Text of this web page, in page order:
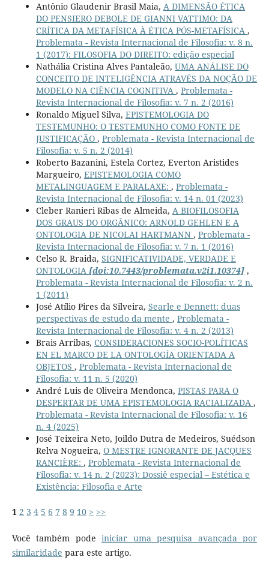
Antônio Glaudenir Brasil Maia, A DIMENSÃO ÉTICA
DO PENSIERO DEBOLE DE GIANNI VATTIMO: DA
CRÍTICA DA METAFÍSICA À ÉTICA PÓS-METAFÍSICA ,
Problemata - Revista Internacional de Filosofia: v. 8 n.
1 (2017): FILOSOFIA DO DIREITO: edição especial
Nathália Cristina Alves Pantaleão, UMA ANÁLISE DO
CONCEITO DE INTELIGÊNCIA ATRAVÉS DA NOÇÃO DE
MODELO NA CIÊNCIA COGNITIVA , Problemata -
Revista Internacional de Filosofia: v. 7 n. 2 (2016)
Ronaldo Miguel Silva, EPISTEMOLOGIA DO
TESTEMUNHO: O TESTEMUNHO COMO FONTE DE
JUSTIFICAÇÃO , Problemata - Revista Internacional de
Filosofia: v. 5 n. 2 (2014)
Roberto Bazanini, Estela Cortez, Everton Aristides
Margueiro, EPISTEMOLOGIA COMO
METALINGUAGEM E PARALAXE: , Problemata -
Revista Internacional de Filosofia: v. 14 n. 01 (2023)
Cleber Ranieri Ribas de Almeida, A BIOFILOSOFIA
DOS GRAUS DO ORGÂNICO: ARNOLD GEHLEN E A
ONTOLOGIA DE NICOLAI HARTMANN , Problemata -
Revista Internacional de Filosofia: v. 7 n. 1 (2016)
Celso R. Braida, SIGNIFICATIVIDADE, VERDADE E
ONTOLOGIA [doi:10.7443/problemata.v2i1.10374],
Problemata - Revista Internacional de Filosofia: v. 2 n.
1 (2011)
José Atílio Pires da Silveira, Searle e Dennett: duas
perspectivas de estudo da mente , Problemata -
Revista Internacional de Filosofia: v. 4 n. 2 (2013)
Brais Arribas, CONSIDERACIONES SOCIO-POLÍTICAS
EN EL MARCO DE LA ONTOLOGÍA ORIENTADA A
OBJETOS , Problemata - Revista Internacional de
Filosofia: v. 11 n. 5 (2020)
André Luis de Oliveira Mendonca, PISTAS PARA O
DESPERTAR DE UMA EPISTEMOLOGIA RACIALIZADA ,
Problemata - Revista Internacional de Filosofia: v. 16
n. 4 (2025)
José Teixeira Neto, Joildo Dutra de Medeiros, Suédson
Relva Nogueira, O MESTRE IGNORANTE DE JACQUES
RANCIÈRE: , Problemata - Revista Internacional de
Filosofia: v. 14 n. 2 (2023): Dossiê especial – Estética e
Existência: Filosofia e Arte
1 2 3 4 5 6 7 8 9 10 > >>
Você também podeiniciar uma pesquisa avançada por
similaridade para este artigo.